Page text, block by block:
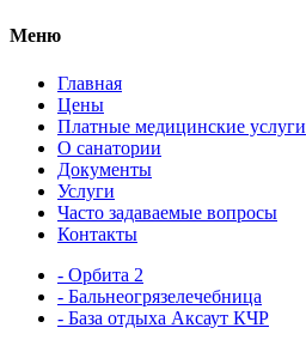
Меню
Главная
Цены
Платные медицинские услуги
О санатории
Документы
Услуги
Часто задаваемые вопросы
Контакты
- Орбита 2
- Бальнеогрязелечебница
- База отдыха Аксаут КЧР